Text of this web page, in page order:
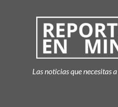
Las noticias que necesitas